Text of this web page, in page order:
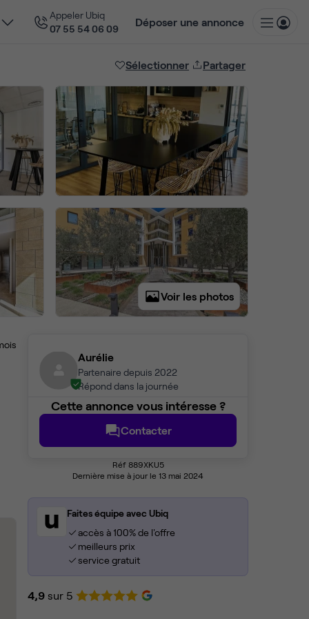
Appeler Ubiq
07 55 54 06 09
Déposer une annonce
Sélectionner Partager
Voir les photos
Aurélie
Partenaire depuis 2022
Répond dans la journée
Cette annonce vous intéresse ?
Contacter
Réf 889XKU5
Dernière mise à jour le 13 mai 2024
Faites équipe avec Ubiq
accès à 100% de l'offre
meilleurs prix
service gratuit
4,9 sur 5